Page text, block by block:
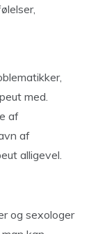
med.
af
af
alligevel.
og sexologer